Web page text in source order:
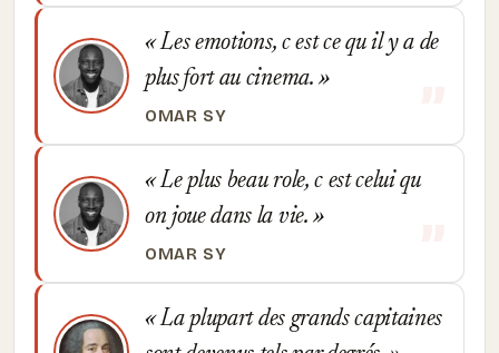
Les emotions, c est ce qu il y a de
plus fort au cinema.
OMAR SY
Le plus beau role, c est celui qu
on joue dans la vie.
OMAR SY
La plupart des grands capitaines